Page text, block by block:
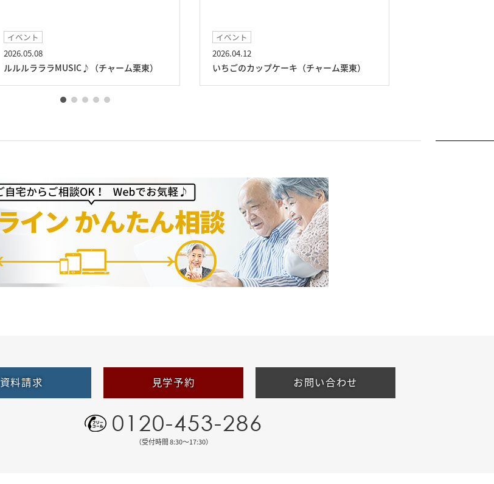
イベント
2026.05.08
ルルルラララMUSIC♪（チャーム栗東）
イベント
2026.04.12
いちごのカップケーキ（チャーム栗東）
資料請求 見学予約 お問い合わせ
0120-453-286
（受付時間 8:30〜17:30）